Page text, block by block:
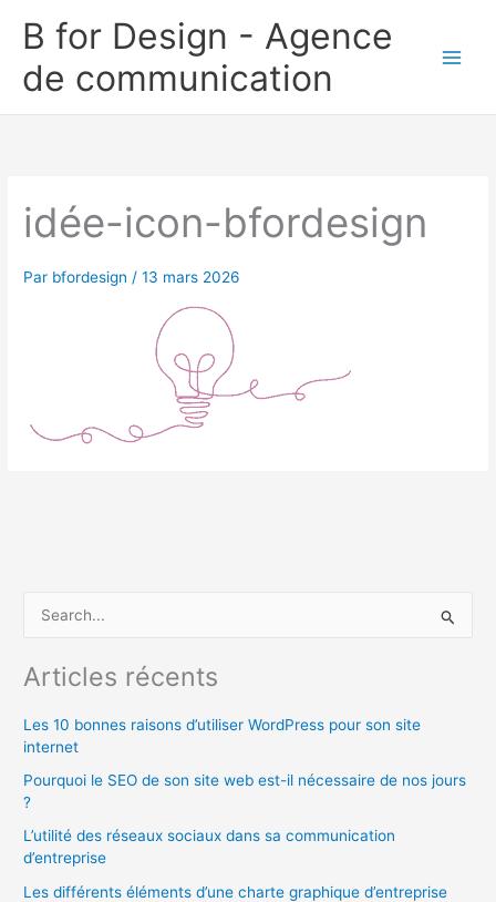
contenu
B for Design - Agence
de communication
idée-icon-bfordesign
Par bfordesign /13 mars 2026
c
e
r
c
e
Articles récents
Les 10 bonnes raisons d’utiliser WordPress pour son site
internet
Pourquoi le SEO de son site web est-il nécessaire de nos jours
?
L’utilité des réseaux sociaux dans sa communication
d’entreprise
Les différents éléments d’une charte graphique d’entreprise